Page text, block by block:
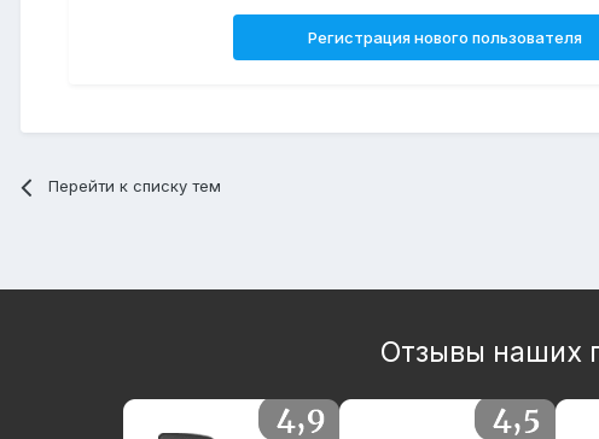
Регистрация нового пользователя
Перейти к списку тем
Отзывы наших